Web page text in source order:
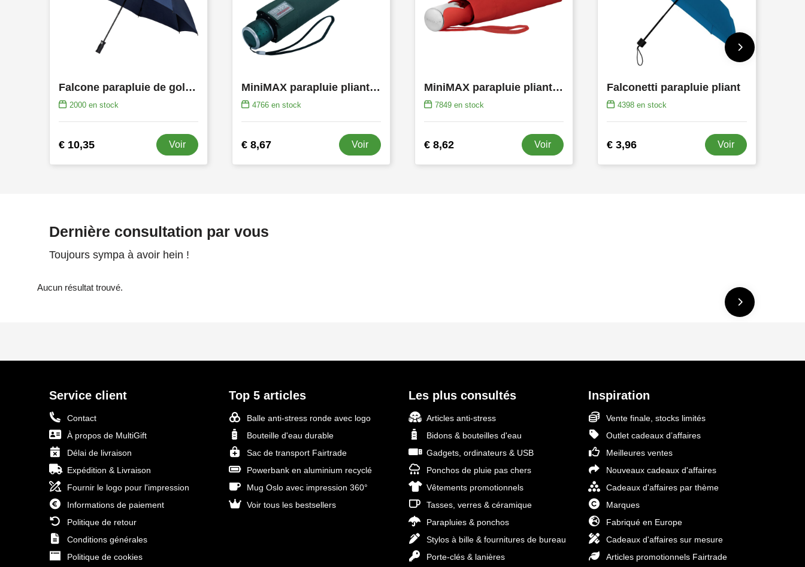
Falcone parapluie de golf pliant, automatique
2000en stock
€ 10,35 Voir
MiniMAX parapluie pliant, autom., résistant au vent
4766en stock
€ 8,67 Voir
MiniMAX parapluie pliant, ouvert./ferm. autom.
7849 en stock
€ 8,62 Voir
Falconetti parapluie pliant
4398 en stock
€ 3,96 Voir
Dernière consultation par vous
Toujours sympa à avoir hein !
Aucun résultat trouvé.
Service client
Contact
À propos de MultiGift
Délai de livraison
Expédition & Livraison
Fournir le logo pour l'impression
Informations de paiement
Politique de retour
Conditions générales
Politique de cookies
Top 5 articles
Balle anti-stress ronde avec logo
Bouteille d'eau durable
Sac de transport Fairtrade
Powerbank en aluminium recyclé
Mug Oslo avec impression 360°
Voir tous les bestsellers
Les plus consultés
Articles anti-stress
Bidons & bouteilles d'eau
Gadgets, ordinateurs & USB
Ponchos de pluie pas chers
Vêtements promotionnels
Tasses, verres & céramique
Parapluies & ponchos
Stylos à bille & fournitures de bureau
Porte-clés & lanières
Inspiration
Vente finale, stocks limités
Outlet cadeaux d’affaires
Meilleures ventes
Nouveaux cadeaux d'affaires
Cadeaux d'affaires par thème
Marques
Fabriqué en Europe
Cadeaux d'affaires sur mesure
Articles promotionnels Fairtrade